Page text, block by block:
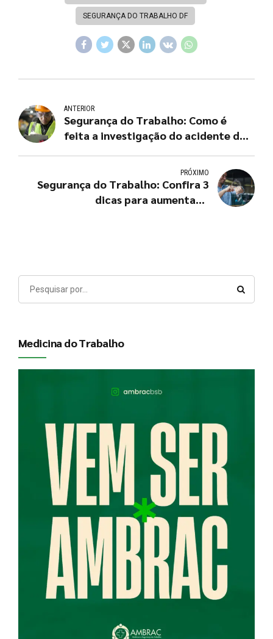
SEGURANÇA DO TRABALHO DF
ANTERIOR
Segurança do Trabalho: Como é
feita a investigação do acidente de
PRÓXIMO
Segurança do Trabalho: Confira 3
dicas para aumentar a
Medicina do Trabalho